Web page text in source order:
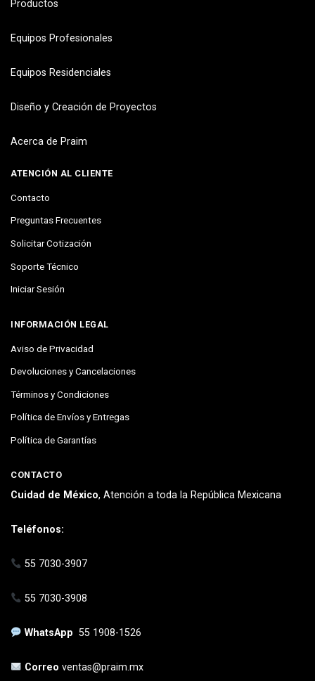
Productos
Equipos Profesionales
Equipos Residenciales
Diseño y Creación de Proyectos
Acerca de Praim
ATENCIÓN AL CLIENTE
Contacto
Preguntas Frecuentes
Solicitar Cotización
Soporte Técnico
Iniciar Sesión
INFORMACIÓN LEGAL
Aviso de Privacidad
Devoluciones y Cancelaciones
Términos y Condiciones
Política de Envíos y Entregas
Política de Garantías
CONTACTO
Cuidad de México, Atención a toda la República Mexicana
Teléfonos:
55 7030-3907
55 7030-3908
WhatsApp55 1908-1526
Correoventas@praim.mx